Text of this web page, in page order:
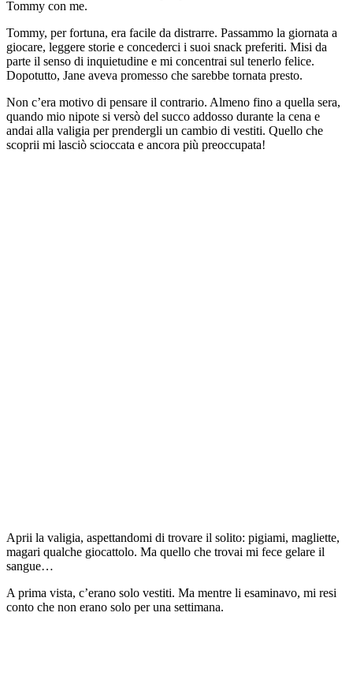
Tommy con me.
Tommy, per fortuna, era facile da distrarre. Passammo la giornata a
giocare, leggere storie e concederci i suoi snack preferiti. Misi da
parte il senso di inquietudine e mi concentrai sul tenerlo felice.
Dopotutto, Jane aveva promesso che sarebbe tornata presto.
Non c’era motivo di pensare il contrario. Almeno fino a quella sera,
quando mio nipote si versò del succo addosso durante la cena e
andai alla valigia per prendergli un cambio di vestiti. Quello che
scoprii mi lasciò scioccata e ancora più preoccupata!
Aprii la valigia, aspettandomi di trovare il solito: pigiami, magliette,
magari qualche giocattolo. Ma quello che trovai mi fece gelare il
sangue…
A prima vista, c’erano solo vestiti. Ma mentre li esaminavo, mi resi
conto che non erano solo per una settimana.